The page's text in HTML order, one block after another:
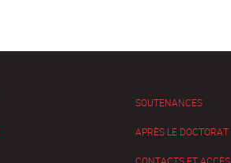
SOUTENANCES
APRÈS LE DOCTORAT